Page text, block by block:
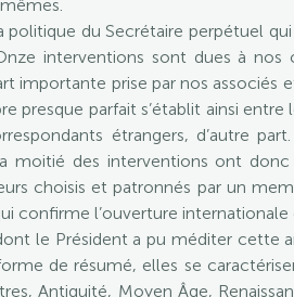
politique du Secrétaire perpétuel
interventions sont dues à
importante prise par nos
presque parfait s’établit ainsi
étrangers, d’autre
moitié des interventions ont
choisis et patronnés par un
confirme l’ouverture internationale
le Président a pu méditer cette
de résumé, elles se
Antiquité, Moyen Âge,